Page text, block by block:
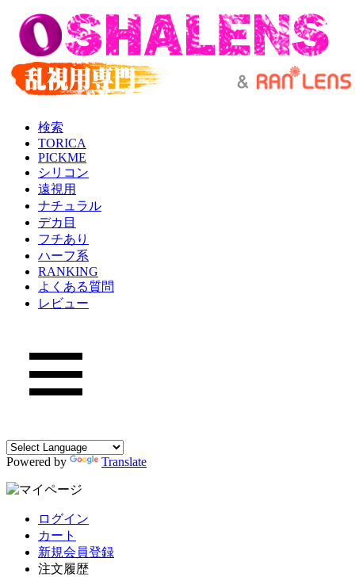
検索
TORICA
PICKME
シリコン
遠視用
ナチュラル
デカ目
フチあり
ハーフ系
RANKING
よくある質問
レビュー
Powered by Translate
ログイン
カート
新規会員登録
注文履歴